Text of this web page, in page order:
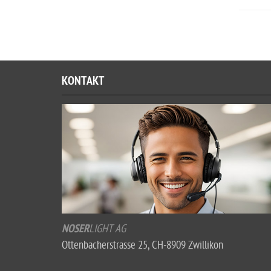
KONTAKT
NOSERLIGHTAG
Ottenbacherstrasse 25, CH-8909 Zwillikon